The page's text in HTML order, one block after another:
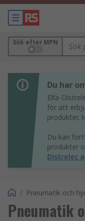
Sök efter MPN
Du har
Elfa-
för att
produkter,
Du kan
produkter
Distrelec
/ Pneumatik och
Pneumatik